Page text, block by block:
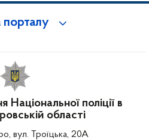
Національної поліції в
області
вул. Троїцька, 20А